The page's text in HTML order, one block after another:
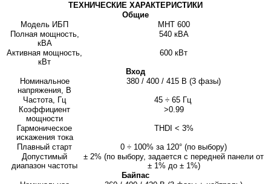
ТЕХНИЧЕСКИЕ ХАРАКТЕРИСТИКИ
Общие
Модель ИБП
MHT 600
Полная мощность,
кВА
540 кВА
Активная мощность,
кВт
600 кВт
Вход
Номинальное
напряжения, В
380 / 400 / 415 В (3 фазы)
Частота, Гц
45 ÷ 65 Гц
Коэффициент
мощности
>0.99
Гармоническое
искажения тока
THDI < 3%
Плавный старт
0 ÷ 100% за 120° (по выбору)
Допустимый
диапазон частоты
± 2% (по выбору, задается с передней панели от
± 1% до ± 1%)
Байпас